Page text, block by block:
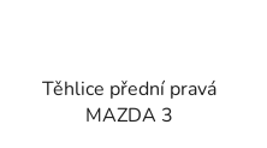
Těhlice přední pravá
MAZDA 3